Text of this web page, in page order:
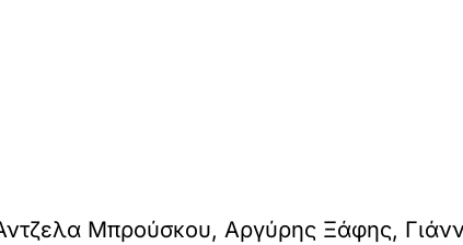
Μπρούσκου, Αργύρης Ξάφης,